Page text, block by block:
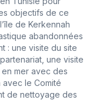
objectifs de ce
de Kerkennah
abandonnées
: une visite du site
une visite
mer avec des
le Comité
de nettoyage des